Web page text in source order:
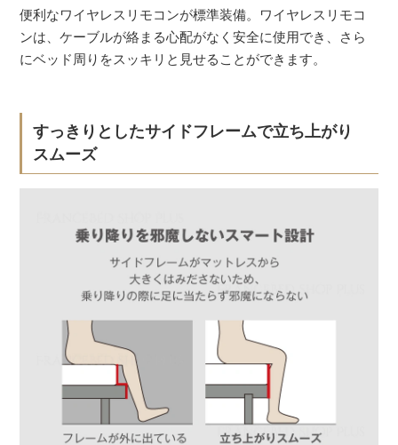
便利なワイヤレスリモコンが標準装備。ワイヤレスリモコ
ンは、ケーブルが絡まる心配がなく安全に使用でき、さら
にベッド周りをスッキリと見せることができます。
すっきりとしたサイドフレームで立ち上がり
スムーズ